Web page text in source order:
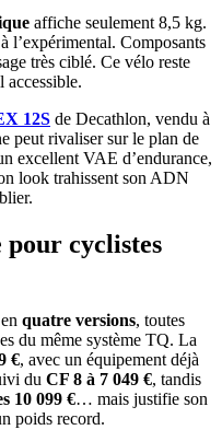
affiche seulement 8,5 kg.
l’expérimental. Composants
très ciblé. Ce vélo reste
12S de Decathlon, vendu à
peut rivaliser sur le plan de
excellent VAE d’endurance,
look trahissent son ADN
pour cyclistes
quatre versions, toutes
du même système TQ. La
€, avec un équipement déjà
du CF 8 à 7 049 €, tandis
10 099 €… mais justifie son
poids record.